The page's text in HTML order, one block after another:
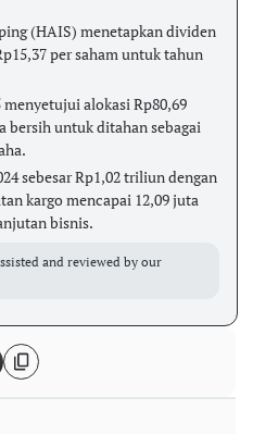
(HAIS) menetapkan dividen
per saham untuk tahun
menyetujui alokasi Rp80,69
bersih untuk ditahan sebagai
sebesar Rp1,02 triliun dengan
kargo mencapai 12,09 juta
bisnis.
and reviewed by our